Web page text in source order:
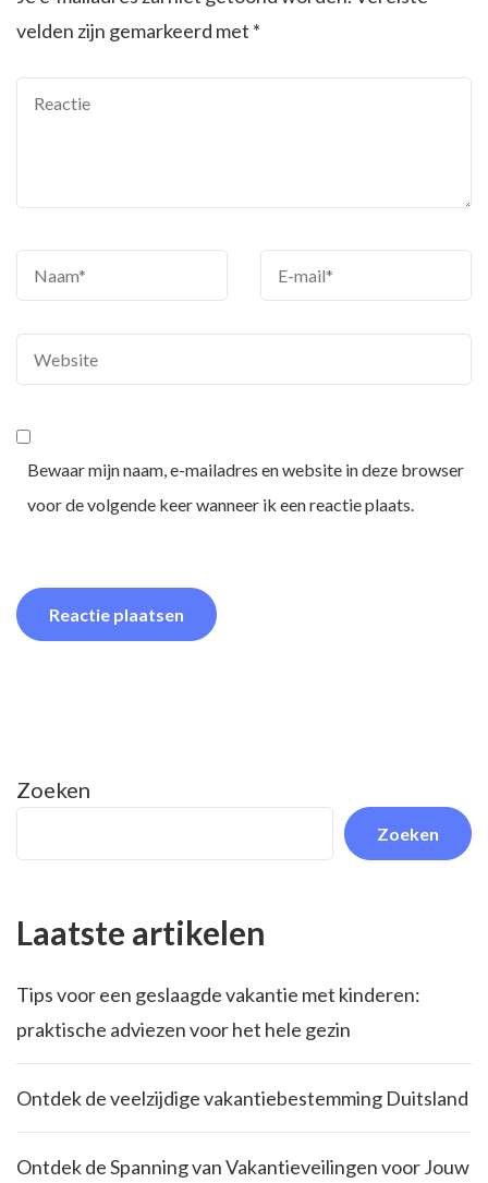
velden zijn gemarkeerd met *
Bewaar mijn naam, e-mailadres en website in deze browser
voor de volgende keer wanneer ik een reactie plaats.
Zoeken
Zoeken
Laatste artikelen
Tips voor een geslaagde vakantie met kinderen:
praktische adviezen voor het hele gezin
Ontdek de veelzijdige vakantiebestemming Duitsland
Ontdek de Spanning van Vakantieveilingen voor Jouw